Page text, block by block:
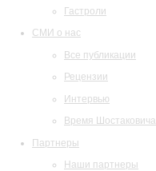
Гастроли
СМИ о нас
Все публикации
Рецензии
Интервью
Время Шостаковича
Партнеры
Наши партнеры